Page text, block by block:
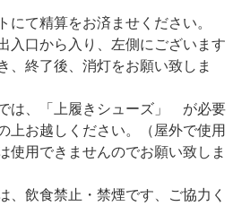
にて精算をお済ませください。
入口から入り、左側にございます
、終了後、消灯をお願い致しま
は、「上履きシューズ」 が必要
上お越しください。（屋外で使用
使用できませんのでお願い致しま
、飲食禁止・禁煙です、ご協力く